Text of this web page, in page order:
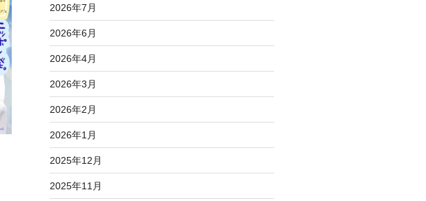
2026年7月
2026年6月
2026年4月
2026年3月
2026年2月
2026年1月
2025年12月
2025年11月